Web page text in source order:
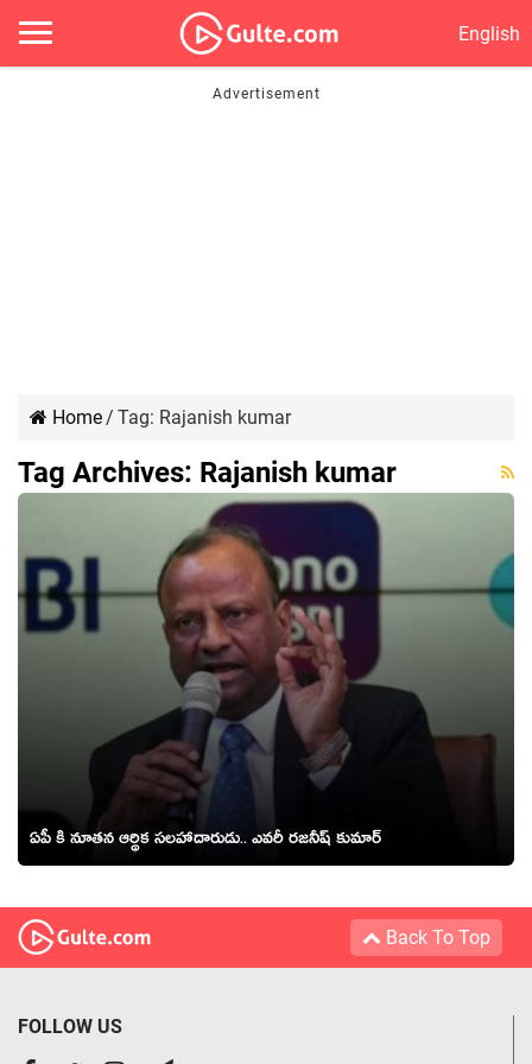
English
Home/ Tag: Rajanish kumar
Tag Archives: Rajanish kumar
ఏపీ కి నూతన ఆర్థిక సలహాదారుడు.. ఎవరీ రజనీష్ కుమార్
Back To Top
FOLLOW US